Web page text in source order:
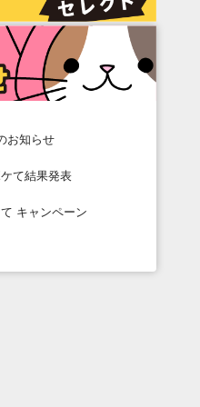
お知らせ
て結果発表
キャンペーン